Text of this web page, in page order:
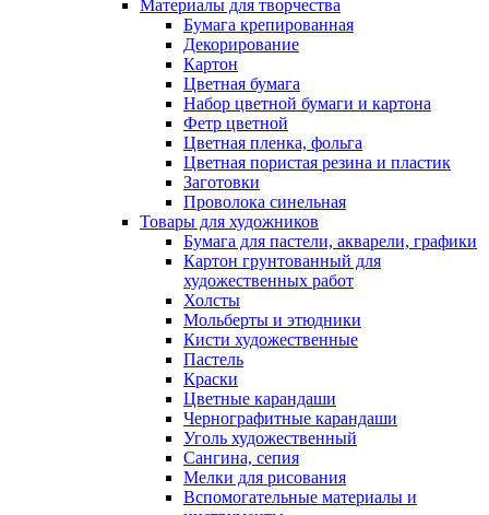
Материалы для творчества
Бумага крепированная
Декорирование
Картон
Цветная бумага
Набор цветной бумаги и картона
Фетр цветной
Цветная пленка, фольга
Цветная пористая резина и пластик
Заготовки
Проволока синельная
Товары для художников
Бумага для пастели, акварели, графики
Картон грунтованный для
художественных работ
Холсты
Мольберты и этюдники
Кисти художественные
Пастель
Краски
Цветные карандаши
Чернографитные карандаши
Уголь художественный
Сангина, сепия
Мелки для рисования
Вспомогательные материалы и